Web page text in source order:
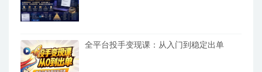
全平台投手变现课：从入门到稳定出单